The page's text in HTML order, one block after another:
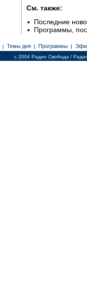
См. также:
Последние
Программы,
| Темы дня | Программы |
c 2004 Радио Свобода /